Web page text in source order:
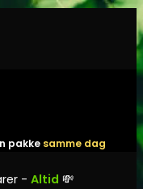
pakke samme dag
- Altid 💸